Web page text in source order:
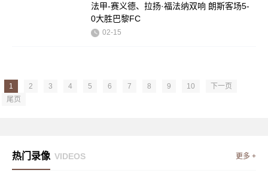
法甲-赛义德、拉扬·福法纳双响 朗斯客场5-
0大胜巴黎FC
02-15
1 2 3 4 5 6 7 8 9 10
下一页
尾页
热门录像 VIDEOS 更多 +